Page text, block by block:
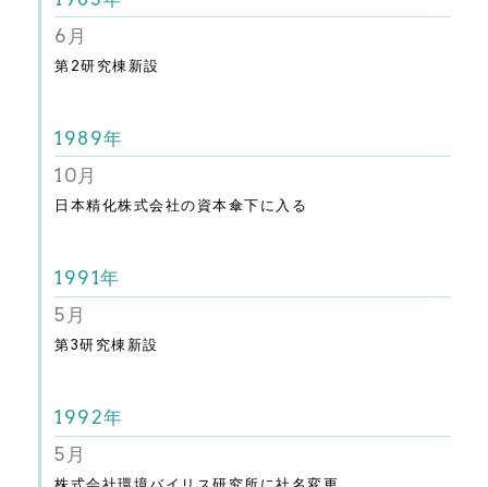
6月
第2研究棟新設
1989年
10月
日本精化株式会社の資本傘下に入る
1991年
5月
第3研究棟新設
1992年
5月